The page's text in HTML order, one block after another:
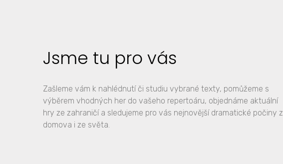
Jsme tu pro vás
Zašleme vám k nahlédnutí či studiu vybrané texty, pomůžeme s
výběrem vhodných her do vašeho repertoáru, objednáme aktuální
hry ze zahraničí a sledujeme pro vás nejnovější dramatické počiny z
domova i ze světa.